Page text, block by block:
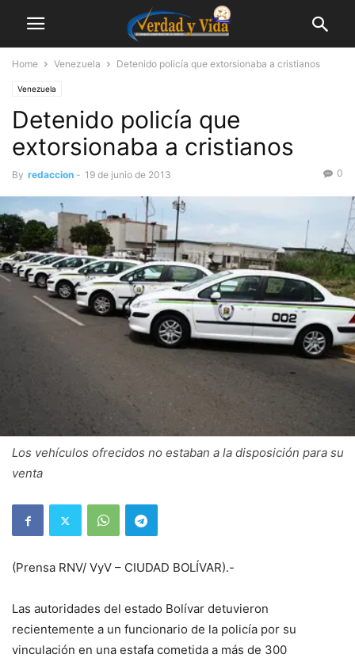
Home Venezuela Detenido policía que extorsionaba a cristianos
Venezuela
Detenido policía que
extorsionaba a cristianos
By redaccion - 19 de junio de 2013 0
Los vehículos ofrecidos no estaban a la disposición para su
venta
(Prensa RNV/ VyV – CIUDAD BOLÍVAR).-
Las autoridades del estado Bolívar detuvieron
recientemente a un funcionario de la policía por su
vinculación en una estafa cometida a más de 300